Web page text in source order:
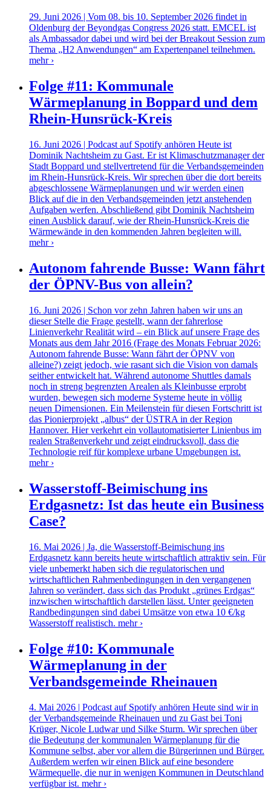
29. Juni 2026 | Vom 08. bis 10. September 2026 findet in
Oldenburg der Beyondgas Congress 2026 statt. EMCEL ist
als Ambassador dabei und wird bei der Breakout Session zum
Thema „H2 Anwendungen“ am Expertenpanel teilnehmen.
mehr ›
Folge #11: Kommunale
Wärmeplanung in Boppard und dem
Rhein-Hunsrück-Kreis
16. Juni 2026 | Podcast auf Spotify anhören Heute ist
Dominik Nachtsheim zu Gast. Er ist Klimaschutzmanager der
Stadt Boppard und stellvertretend für die Verbandsgemeinden
im Rhein-Hunsrück-Kreis. Wir sprechen über die dort bereits
abgeschlossene Wärmeplanungen und wir werden einen
Blick auf die in den Verbandsgemeinden jetzt anstehenden
Aufgaben werfen. Abschließend gibt Dominik Nachtsheim
einen Ausblick darauf, wie der Rhein-Hunsrück-Kreis die
Wärmewände in den kommenden Jahren begleiten will.
mehr ›
Autonom fahrende Busse: Wann fährt
der ÖPNV-Bus von allein?
16. Juni 2026 | Schon vor zehn Jahren haben wir uns an
dieser Stelle die Frage gestellt, wann der fahrerlose
Linienverkehr Realität wird – ein Blick auf unsere Frage des
Monats aus dem Jahr 2016 (Frage des Monats Februar 2026:
Autonom fahrende Busse: Wann fährt der ÖPNV von
alleine?) zeigt jedoch, wie rasant sich die Vision von damals
seither entwickelt hat. Während autonome Shuttles damals
noch in streng begrenzten Arealen als Kleinbusse erprobt
wurden, bewegen sich moderne Systeme heute in völlig
neuen Dimensionen. Ein Meilenstein für diesen Fortschritt ist
das Pionierprojekt „albus“ der ÜSTRA in der Region
Hannover. Hier verkehrt ein vollautomatisierter Linienbus im
realen Straßenverkehr und zeigt eindrucksvoll, dass die
Technologie reif für komplexe urbane Umgebungen ist.
mehr ›
Wasserstoff-Beimischung ins
Erdgasnetz: Ist das heute ein Business
Case?
16. Mai 2026 | Ja, die Wasserstoff-Beimischung ins
Erdgasnetz kann bereits heute wirtschaftlich attraktiv sein. Für
viele unbemerkt haben sich die regulatorischen und
wirtschaftlichen Rahmenbedingungen in den vergangenen
Jahren so verändert, dass sich das Produkt „grünes Erdgas“
inzwischen wirtschaftlich darstellen lässt. Unter geeigneten
Randbedingungen sind dabei Umsätze von etwa 10 €/kg
Wasserstoff realistisch. mehr ›
Folge #10: Kommunale
Wärmeplanung in der
Verbandsgemeinde Rheinauen
4. Mai 2026 | Podcast auf Spotify anhören Heute sind wir in
der Verbandsgemeinde Rheinauen und zu Gast bei Toni
Krüger, Nicole Ludwar und Silke Sturm. Wir sprechen über
die Bedeutung der kommunalen Wärmeplanung für die
Kommune selbst, aber vor allem die Bürgerinnen und Bürger.
Außerdem werfen wir einen Blick auf eine besondere
Wärmequelle, die nur in wenigen Kommunen in Deutschland
verfügbar ist. mehr ›